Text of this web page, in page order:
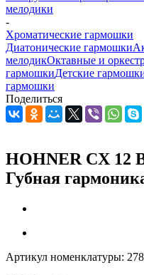
мелодики
-
Хроматические гармошки
Диатонические гармошки
мелодикОктавные и
гармошкиДетские
гармошки
Поделиться
HOHNER CX 12
Губная
Артикул номенклатуры: